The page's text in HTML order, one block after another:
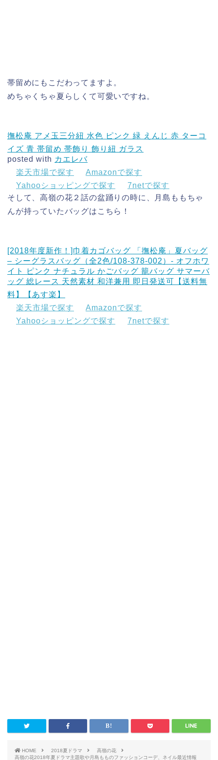
帯留めにもこだわってますよ。
めちゃくちゃ夏らしくて可愛いですね。
撫松庵 アメ玉三分紐 水色 ピンク 緑 えんじ 赤 ターコ
イズ 青 帯留め 帯飾り 飾り紐 ガラス
posted with カエレバ
楽天市場で探す
Amazonで探す
Yahooショッピングで探す
7netで探す
そして、高嶺の花２話の盆踊りの時に、月島ももちゃ
んが持っていたバッグはこちら！
[2018年度新作！]巾着カゴバッグ 「撫松庵」夏バッグ
– シーグラスバッグ（全2色/108-378-002）- オフホワ
イト ピンク ナチュラル かごバッグ 籠バッグ サマーバ
ッグ 総レース 天然素材 和洋兼用 即日発送可【送料無
料】【あす楽】
楽天市場で探す
Amazonで探す
Yahooショッピングで探す
7netで探す
HOME 2018夏ドラマ
高嶺の花
高嶺の花2018年夏ドラマ主題歌や月島もものファッションコーデ、ネイル最近情報